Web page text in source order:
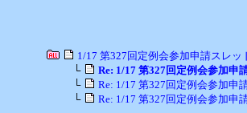
1/17 第327回定例会参加申請スレッ
└
Re: 1/17 第327回定例会参加申
└
Re: 1/17 第327回定例会参加申
└
Re: 1/17 第327回定例会参加申